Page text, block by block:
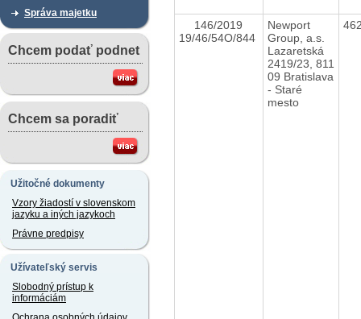
Správa majetku
Chcem podať podnet
Chcem sa poradiť
Užitočné dokumenty
Vzory žiadostí v slovenskom
jazyku a iných jazykoch
Právne predpisy
Užívateľský servis
Slobodný prístup k
informáciám
146/2019
19/46/54O/844
Newport
Group, a.s.
Lazaretská
2419/23, 811
09 Bratislava
- Staré
mesto